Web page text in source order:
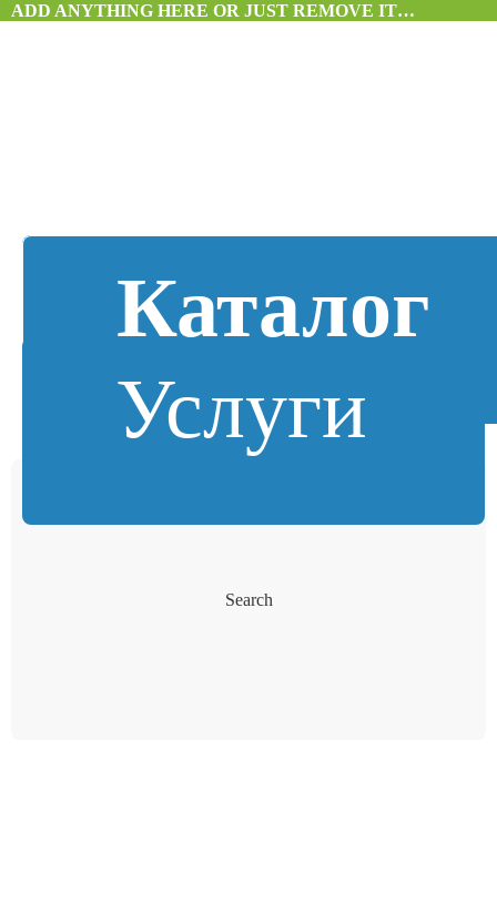
ADD ANYTHING HERE OR JUST REMOVE IT…
Каталог
Услуги
Search